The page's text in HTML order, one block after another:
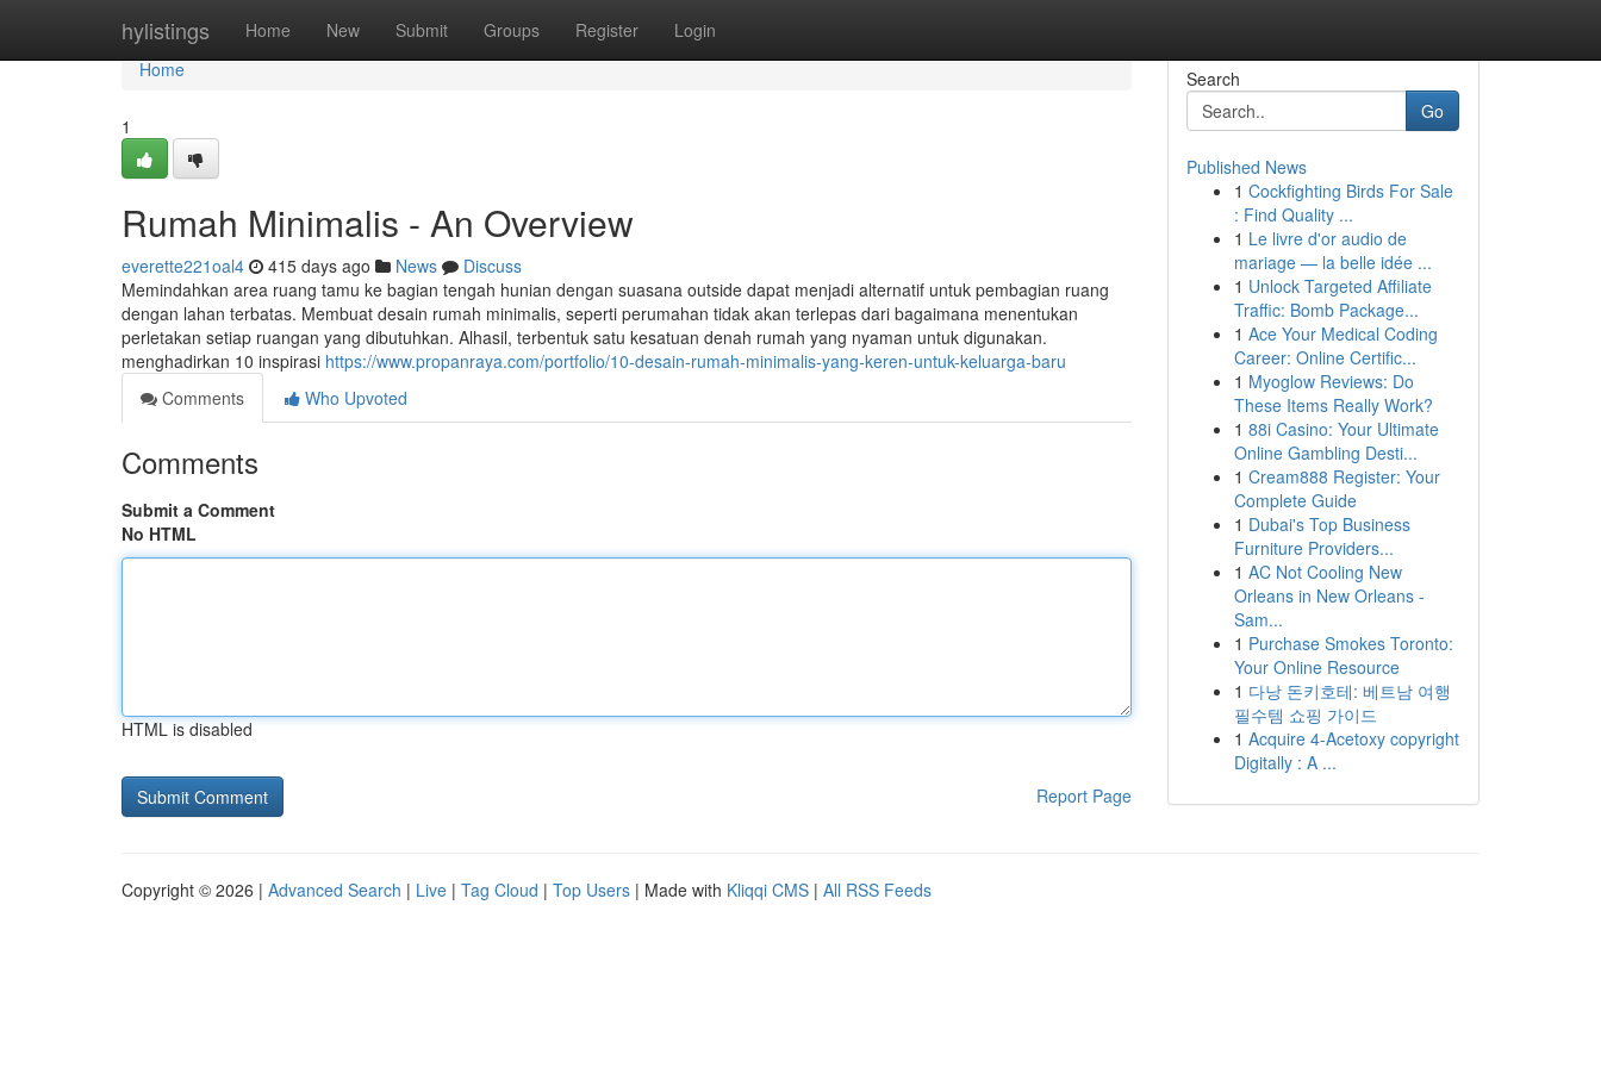
hylistings Home New Submit Groups Register Login
Home
Home
1
Rumah Minimalis - An Overview
everette221oal4 415 days ago News
Discuss
Memindahkan area ruang tamu ke bagian tengah hunian dengan suasana outside dapat menjadi alternatif untuk pembagian ruang
dengan lahan terbatas. Membuat desain rumah minimalis, seperti perumahan tidak akan terlepas dari bagaimana menentukan
perletakan setiap ruangan yang dibutuhkan. Alhasil, terbentuk satu kesatuan denah rumah yang nyaman untuk digunakan.
menghadirkan 10 inspirasi https://www.propanraya.com/portfolio/10-desain-rumah-minimalis-yang-keren-untuk-keluarga-baru
Comments
Who Upvoted
Comments
Submit a Comment
No HTML
HTML is disabled
Report Page
Search
Go
Published News
1 Cockfighting Birds For Sale
: Find Quality ...
1 Le livre d'or audio de
mariage — la belle idée ...
1 Unlock Targeted Affiliate
Traffic: Bomb Package...
1 Ace Your Medical Coding
Career: Online Certific...
1 Myoglow Reviews: Do
These Items Really Work?
1 88i Casino: Your Ultimate
Online Gambling Desti...
1 Cream888 Register: Your
Complete Guide
1 Dubai's Top Business
Furniture Providers...
1 AC Not Cooling New
Orleans in New Orleans -
Sam...
1 Purchase Smokes Toronto:
Your Online Resource
1 다낭 돈키호테: 베트남 여행
필수템 쇼핑 가이드
1 Acquire 4-Acetoxy copyright
Digitally : A ...
Copyright © 2026 | Advanced Search | Live | Tag Cloud | Top Users | Made with Kliqqi CMS | All RSS Feeds